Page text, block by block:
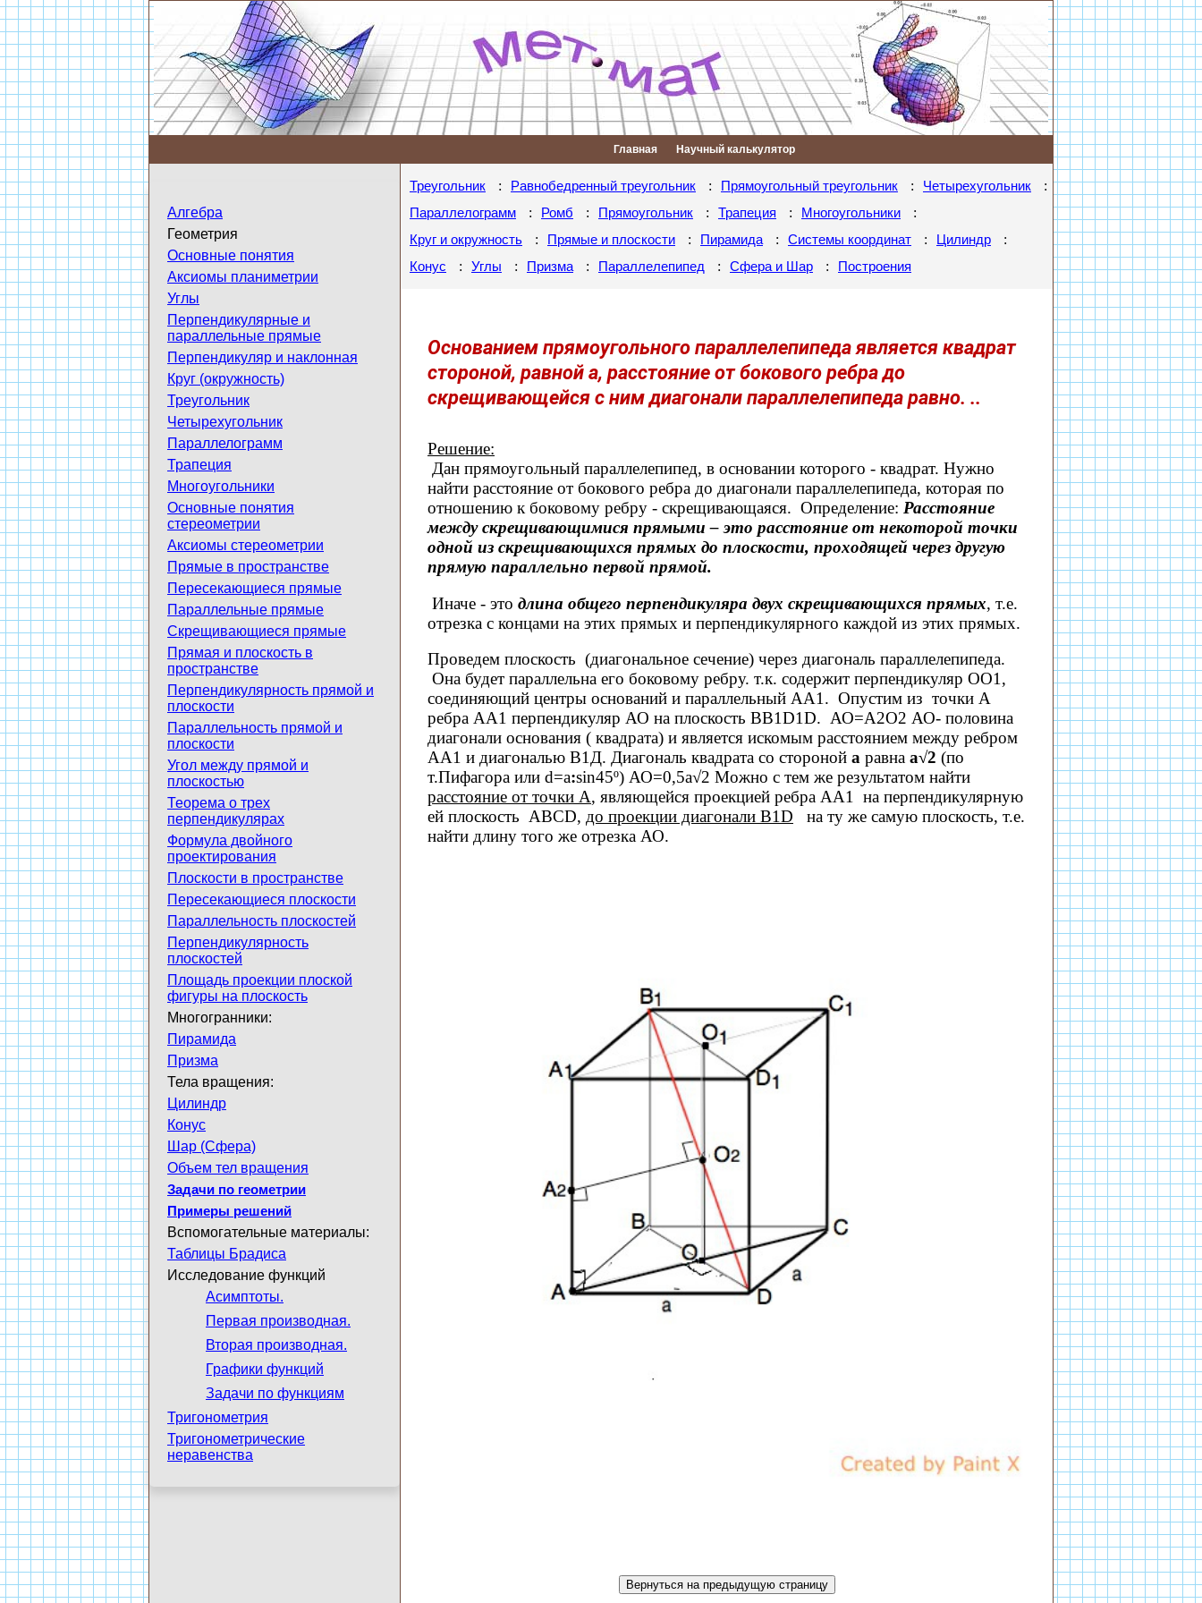
Главная Научный калькулятор
Алгебра
Геометрия
Основные понятия
Аксиомы планиметрии
Углы
Перпендикулярные и
параллельные прямые
Перпендикуляр и наклонная
Круг (окружность)
Треугольник
Четырехугольник
Параллелограмм
Трапеция
Многоугольники
Основные понятия
стереометрии
Аксиомы стереометрии
Прямые в пространстве
Пересекающиеся прямые
Параллельные прямые
Скрещивающиеся прямые
Прямая и плоскость в
пространстве
Перпендикулярность прямой и
плоскости
Параллельность прямой и
плоскости
Угол между прямой и
плоскостью
Теорема о трех
перпендикулярах
Формула двойного
проектирования
Плоскости в пространстве
Пересекающиеся плоскости
Параллельность плоскостей
Перпендикулярность
плоскостей
Площадь проекции плоской
фигуры на плоскость
Многогранники:
Пирамида
Призма
Тела вращения:
Цилиндр
Конус
Шар (Сфера)
Объем тел вращения
Задачи по геометрии
Примеры решений
Вспомогательные материалы:
Таблицы Брадиса
Исследование функций
Асимптоты.
Первая производная.
Вторая производная.
Графики функций
Задачи по функциям
Тригонометрия
Тригонометрические
неравенства
Треугольник : Равнобедренный треугольник : Прямоугольный треугольник : Четырехугольник :
Параллелограмм : Ромб : Прямоугольник : Трапеция : Многоугольники :
Круг и окружность : Прямые и плоскости : Пирамида : Системы координат : Цилиндр :
Конус : Углы : Призма : Параллелепипед : Сфера и Шар : Построения
Основанием прямоугольного параллелепипеда является квадрат
стороной, равной а, расстояние от бокового ребра до
скрещивающейся с ним диагонали параллелепипеда равно. ..
Решение:
Дан прямоугольный параллелепипед, в основании которого - квадрат. Нужно
найти расстояние от бокового ребра до диагонали параллелепипеда, которая по
отношению к боковому ребру - скрещивающаяся. Определение: Расстояние
между скрещивающимися прямыми – это расстояние от некоторой точки
одной из скрещивающихся прямых до плоскости, проходящей через другую
прямую параллельно первой прямой.
Иначе - это длина общего перпендикуляра двух скрещивающихся прямых, т.е.
отрезка с концами на этих прямых и перпендикулярного каждой из этих прямых.
Проведем плоскость (диагональное сечение) через диагональ параллелепипеда.
Она будет параллельна его боковому ребру. т.к. содержит перпендикуляр ОО1,
соединяющий центры оснований и параллельный АА1. Опустим из точки А
ребра АА1 перпендикуляр АО на плоскость ВВ1D1D. АО=А2О2 АО- половина
диагонали основания ( квадрата) и является искомым расстоянием между ребром
АА1 и диагональю В1Д. Диагональ квадрата со стороной а равна а√2 (по
т.Пифагора или d=a:sin45º) АО=0,5а√2 Можно с тем же результатом найти
расстояние от точки А, являющейся проекцией ребра АА1 на перпендикулярную
ей плоскость АВСD, до проекции диагонали В1D на ту же самую плоскость, т.е.
найти длину того же отрезка АО.